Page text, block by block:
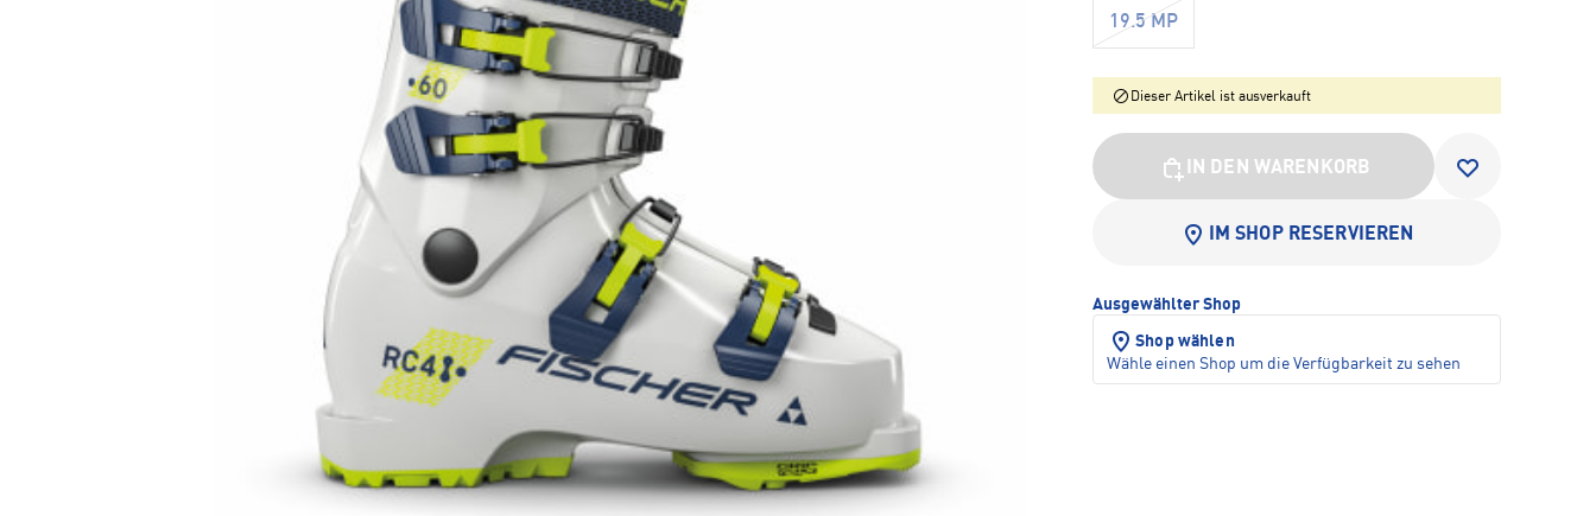
19.5 MP
Dieser Artikel ist ausverkauft
IN DEN WARENKORB
IM SHOP RESERVIEREN
Ausgewählter Shop
Shop wählen
Wähle einen Shop um die Verfügbarkeit zu sehen